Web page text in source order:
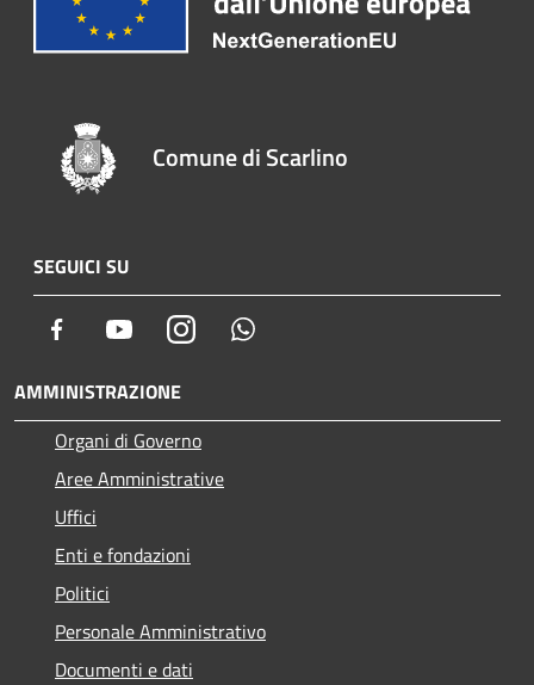
Comune di Scarlino
SEGUICI SU
Facebook YoutubeInstagram
AMMINISTRAZIONE
Organi di Governo
Aree Amministrative
Uffici
Enti e fondazioni
Politici
Personale Amministrativo
Documenti e dati